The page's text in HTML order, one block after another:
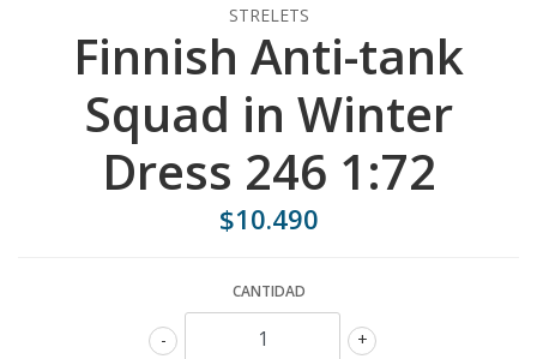
STRELETS
Finnish Anti-tank
Squad in Winter
Dress 246 1:72
$10.490
CANTIDAD
+
-